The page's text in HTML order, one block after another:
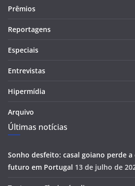
Prêmios
Reportagens
Especiais
Entrevistas
Hipermídia
Arquivo
Últimas notícias
Sonho desfeito: casal goiano perde
futuro em Portugal 13 de julho de